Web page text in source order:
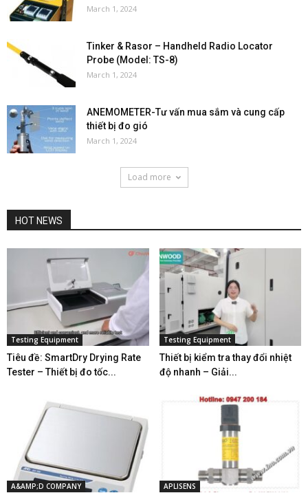
March 1, 2024
Tinker & Rasor – Handheld Radio Locator
Probe (Model: TS-8)
March 1, 2024
ANEMOMETER-Tư vấn mua sắm và cung cấp
thiết bị đo gió
March 1, 2024
Load more
HOT NEWS
Testing Equipment
Tiêu đề: SmartDry Drying Rate
Tester – Thiết bị đo tốc...
Testing Equipment
Thiết bị kiểm tra thay đổi nhiệt
độ nhanh – Giải...
A&AMP;D COMPANY APLISENS